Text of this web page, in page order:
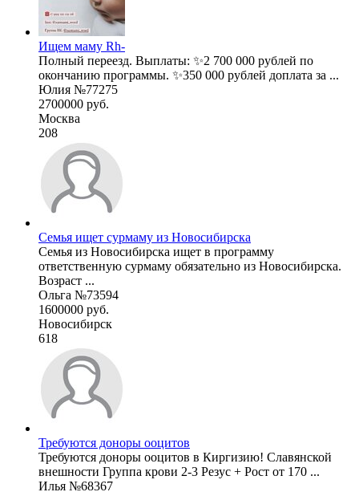
Ищем маму Rh-
Полный переезд. Выплаты: ✨2 700 000 рублей по
окончанию программы. ✨350 000 рублей доплата за ...
Юлия №77275
2700000 руб.
Москва
208
Семья ищет сурмаму из Новосибирска
Семья из Новосибирска ищет в программу
ответственную сурмаму обязательно из Новосибирска.
Возраст ...
Ольга №73594
1600000 руб.
Новосибирск
618
Требуются доноры ооцитов
Требуются доноры ооцитов в Киргизию! Славянской
внешности Группа крови 2-3 Резус + Рост от 170 ...
Илья №68367